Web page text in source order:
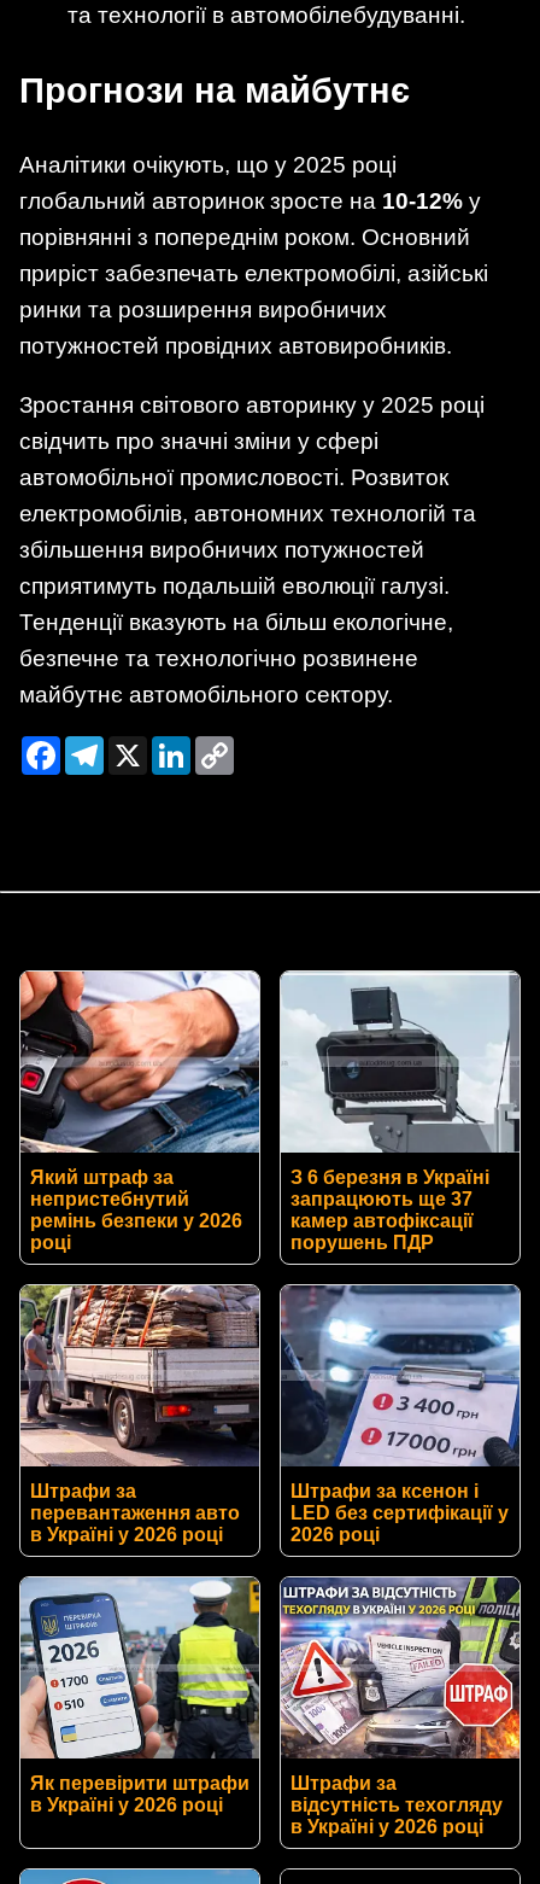
та технології в автомобілебудуванні.
Прогнози на майбутнє
Аналітики очікують, що у 2025 році
глобальний авторинок зросте на 10-12% у
порівнянні з попереднім роком. Основний
приріст забезпечать електромобілі, азійські
ринки та розширення виробничих
потужностей провідних автовиробників.
Зростання світового авторинку у 2025 році
свідчить про значні зміни у сфері
автомобільної промисловості. Розвиток
електромобілів, автономних технологій та
збільшення виробничих потужностей
сприятимуть подальшій еволюції галузі.
Тенденції вказують на більш екологічне,
безпечне та технологічно розвинене
майбутнє автомобільного сектору.
FacebookTelegram
X LinkedIn
Який штраф за
непристебнутий
ремінь безпеки у 2026
році
З 6 березня в Україні
запрацюють ще 37
камер автофіксації
порушень ПДР
Штрафи за
перевантаження авто
в Україні у 2026 році
Штрафи за ксенон і
LED без сертифікації у
2026 році
Як перевірити штрафи
в Україні у 2026 році
Штрафи за
відсутність техогляду
в Україні у 2026 році